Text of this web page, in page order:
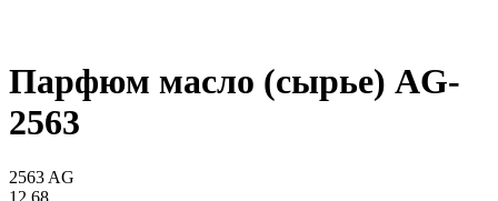
Парфюм масло (сырье) AG-
2563
2563 AG
12,68